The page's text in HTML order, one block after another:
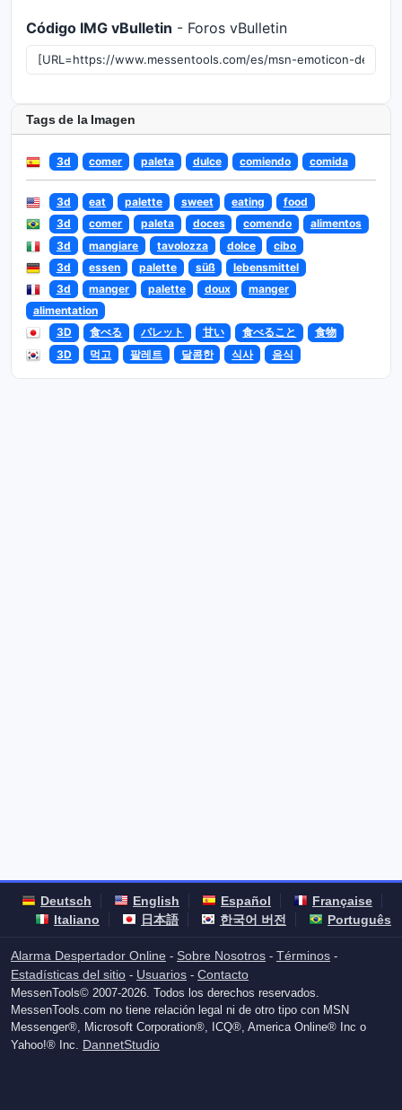
Código IMG vBulletin - Foros vBulletin
Tags de la Imagen
3d comer paleta dulce comiendo comida
3d eat palette sweet eating
food
3d
comer paleta doces comendo
alimentos
3d
mangiare tavolozza dolce
cibo
3d
essen palette süß
lebensmittel
3d
manger palette doux
manger
alimentation
3D
食べる パレット 甘い 食べること
食物
3D
먹고 팔레트 달콤한 식사 음식
Deutsch English Español
Française
Italiano
日本語 한국어 버전 Português
Alarma Despertador Online - Sobre Nosotros - Términos -
Estadísticas del sitio - Usuarios - Contacto
MessenTools© 2007-2026. Todos los derechos reservados.
MessenTools.com no tiene relación legal ni de otro tipo con MSN
Messenger®, Microsoft Corporation®, ICQ®, America Online® Inc o
Yahoo!® Inc. DannetStudio